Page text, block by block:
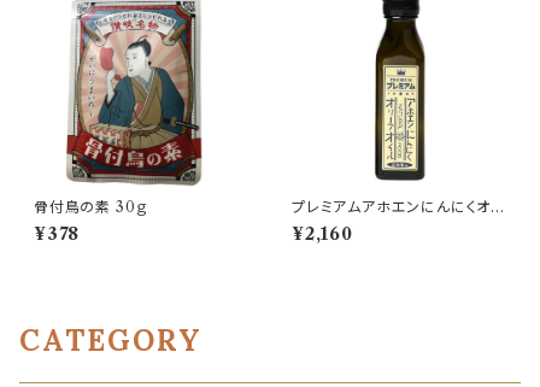
骨付鳥の素 30ｇ
¥378
プレミアムアホエンにんにくオリ
¥2,160
CATEGORY